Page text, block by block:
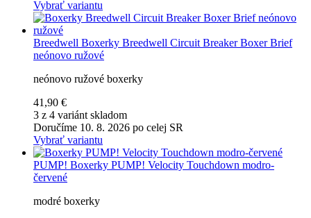
Vybrať variantu
Breedwell Boxerky Breedwell Circuit Breaker Boxer Brief
neónovo ružové
neónovo ružové boxerky
41,90 €
3 z 4 variánt skladom
Doručíme 10. 8. 2026 po celej SR
Vybrať variantu
PUMP! Boxerky PUMP! Velocity Touchdown modro-
červené
modré boxerky